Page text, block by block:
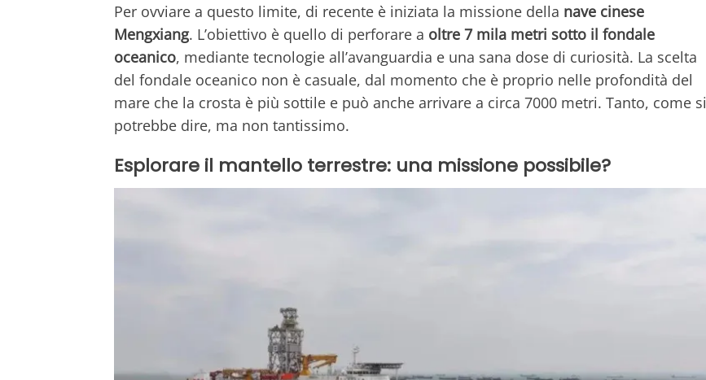
Per ovviare a questo limite, di recente è iniziata la missione della nave cinese
Mengxiang. L’obiettivo è quello di perforare a oltre 7 mila metri sotto il fondale
oceanico, mediante tecnologie all’avanguardia e una sana dose di curiosità. La scelta
del fondale oceanico non è casuale, dal momento che è proprio nelle profondità del
mare che la crosta è più sottile e può anche arrivare a circa 7000 metri. Tanto, come si
potrebbe dire, ma non tantissimo.
Esplorare il mantello terrestre: una missione possibile?